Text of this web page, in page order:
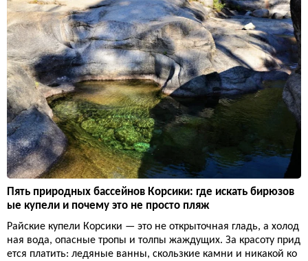
Пять природных бассейнов Корсики: где искать бирюзов
ые купели и почему это не просто пляж
Райские купели Корсики — это не открыточная гладь, а холод
ная вода, опасные тропы и толпы жаждущих. За красоту прид
ется платить: ледяные ванны, скользкие камни и никакой ко